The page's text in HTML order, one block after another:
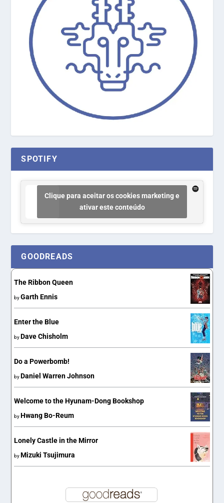
SPOTIFY
Clique para aceitar os cookies marketing e
ativar este conteúdo
GOODREADS
The Ribbon Queen
byGarth Ennis
Enter the Blue
by Dave Chisholm
Do a Powerbomb!
by Daniel Warren Johnson
Welcome to the Hyunam-Dong Bookshop
by Hwang Bo-Reum
Lonely Castle in the Mirror
by Mizuki Tsujimura